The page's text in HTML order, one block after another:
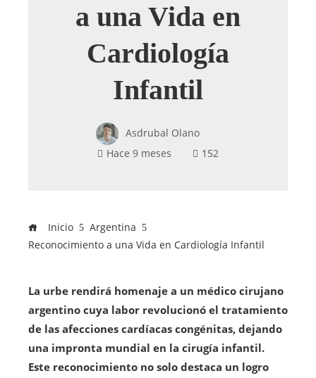
a una Vida en
Cardiología
Infantil
Asdrubal Olano
Hace 9 meses
152
Inicio
Argentina
Reconocimiento a una Vida en Cardiología Infantil
La urbe rendirá homenaje a un médico cirujano
argentino cuya labor revolucionó el tratamiento
de las afecciones cardíacas congénitas, dejando
una impronta mundial en la cirugía infantil.
Este reconocimiento no solo destaca un logro